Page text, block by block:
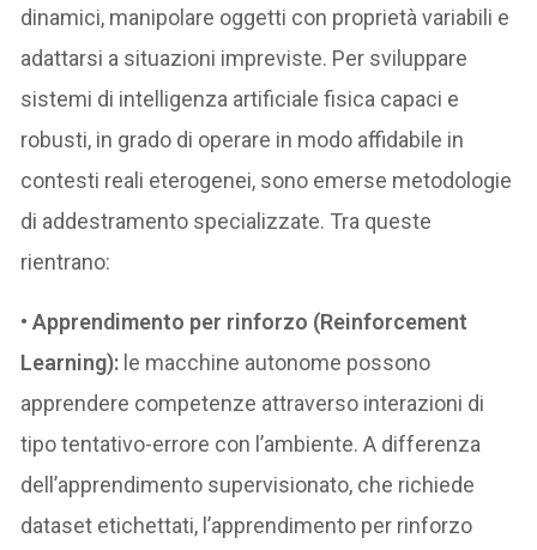
dinamici, manipolare oggetti con proprietà variabili e
adattarsi a situazioni impreviste. Per sviluppare
sistemi di intelligenza artificiale fisica capaci e
robusti, in grado di operare in modo affidabile in
contesti reali eterogenei, sono emerse metodologie
di addestramento specializzate. Tra queste
rientrano:
•Apprendimento per rinforzo (Reinforcement
Learning): le macchine autonome possono
apprendere competenze attraverso interazioni di
tipo tentativo-errore con l’ambiente. A differenza
dell’apprendimento supervisionato, che richiede
dataset etichettati, l’apprendimento per rinforzo